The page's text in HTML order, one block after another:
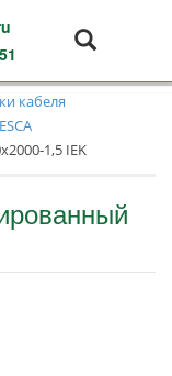
кабеля
1,5 IEK